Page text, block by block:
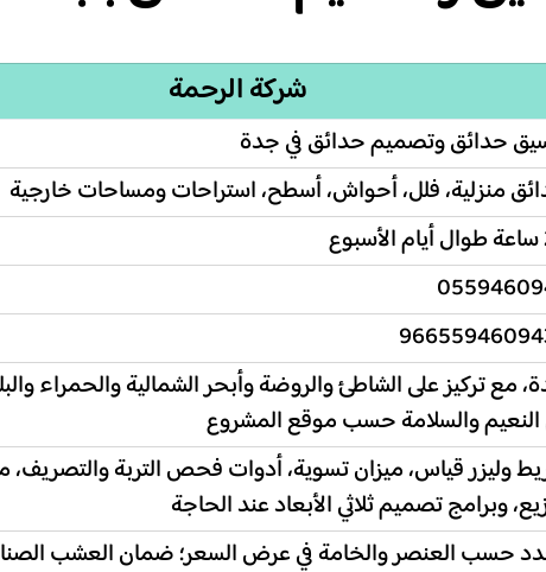
شركة الرحمة
حدائق وتصميم حدائق في جدة
منزلية، فلل، أحواش، أسطح، استراحات ومساحات خارجية
مع تركيز على الشاطئ والروضة وأبحر الشمالية والحمراء
النعيم والسلامة حسب موقع المشروع
وليزر قياس، ميزان تسوية، أدوات فحص التربة
وبرامج تصميم ثلاثي الأبعاد عند الحاجة
حسب العنصر والخامة في عرض السعر؛ ضمان العشب